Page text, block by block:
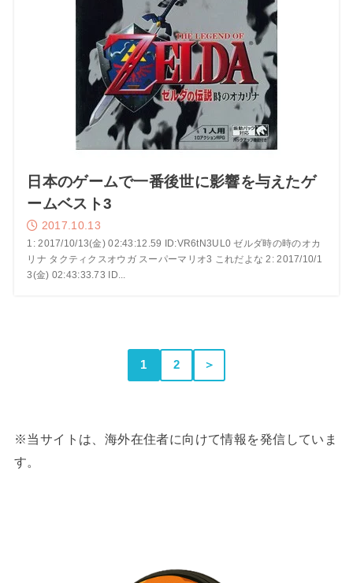
日本のゲームで一番後世に影響を与えたゲ
ームベスト3
2017.10.13
1: 2017/10/13(金) 02:43:12.59 ID:VR6tN3UL0 ゼルダ時の時のオカ
リナ タクティクスオウガ スーパーマリオ3 これだよな 2: 2017/10/1
3(金) 02:43:33.73 ID...
1 2 ＞
※当サイトは、海外在住者に向けて情報を発信していま
す。